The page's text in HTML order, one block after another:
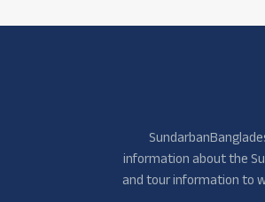
information about the
and tour information to